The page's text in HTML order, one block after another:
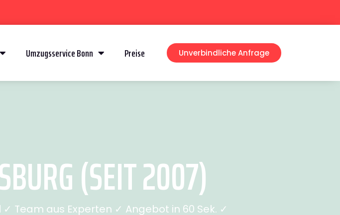
Umzugsservice Bonn Preise Unverbindliche Anfrage
(SEIT 2007)
Team aus Experten ✓ Angebot in 60 Sek. ✓